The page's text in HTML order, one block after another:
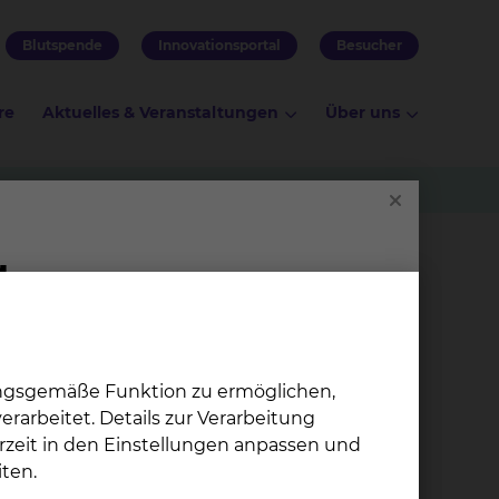
Blutspende Innovationsportal Besucher
Aktuelles & Veranstaltungen Über uns
Lohse
Funktion zu ermöglichen,
Details zur Verarbeitung
in den Einstellungen anpassen und